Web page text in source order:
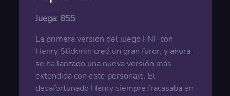
Juega: 855
La primera versión del juego FNF con
Henry Stickmin creó un gran furor, y ahora
se ha lanzado una nueva versión más
extendida con este personaje. El
desafortunado Henry siempre fracasaba en